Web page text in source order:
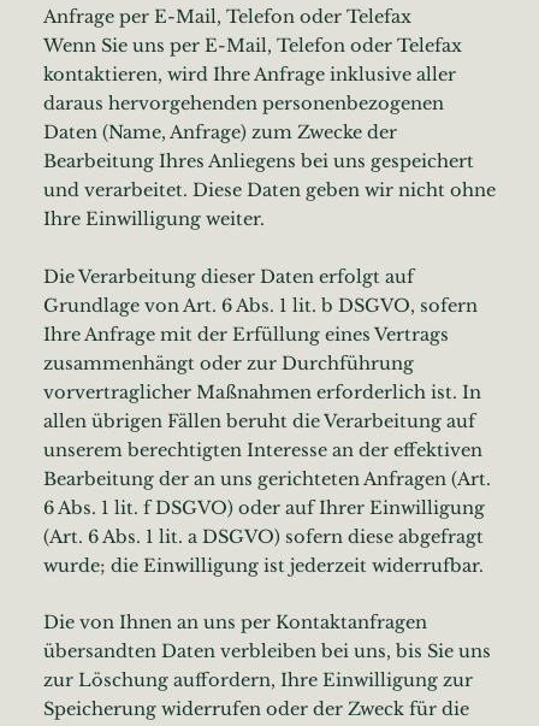
Anfrage per E-Mail, Telefon oder Telefax
Wenn Sie uns per E-Mail, Telefon oder Telefax
kontaktieren, wird Ihre Anfrage inklusive aller
daraus hervorgehenden personenbezogenen
Daten (Name, Anfrage) zum Zwecke der
Bearbeitung Ihres Anliegens bei uns gespeichert
und verarbeitet. Diese Daten geben wir nicht ohne
Ihre Einwilligung weiter.
Die Verarbeitung dieser Daten erfolgt auf
Grundlage von Art. 6 Abs. 1 lit. b DSGVO, sofern
Ihre Anfrage mit der Erfüllung eines Vertrags
zusammenhängt oder zur Durchführung
vorvertraglicher Maßnahmen erforderlich ist. In
allen übrigen Fällen beruht die Verarbeitung auf
unserem berechtigten Interesse an der effektiven
Bearbeitung der an uns gerichteten Anfragen (Art.
6 Abs. 1 lit. f DSGVO) oder auf Ihrer Einwilligung
(Art. 6 Abs. 1 lit. a DSGVO) sofern diese abgefragt
wurde; die Einwilligung ist jederzeit widerrufbar.
Die von Ihnen an uns per Kontaktanfragen
übersandten Daten verbleiben bei uns, bis Sie uns
zur Löschung auffordern, Ihre Einwilligung zur
Speicherung widerrufen oder der Zweck für die